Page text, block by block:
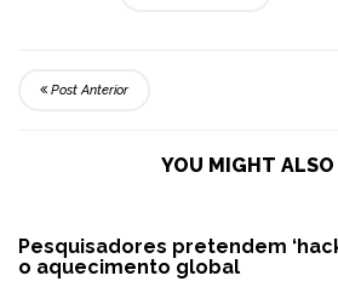
Post Anterior
YOU MIGHT ALSO
Pesquisadores pretendem
o aquecimento global